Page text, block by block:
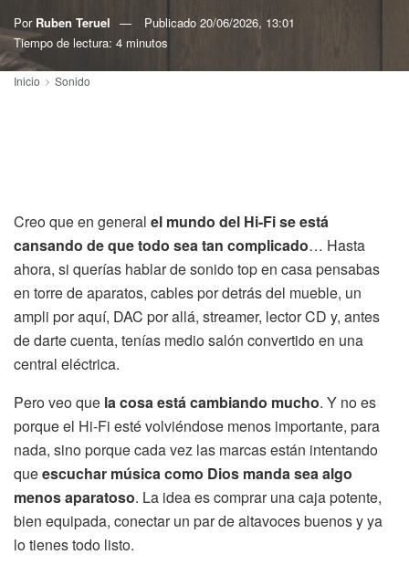
Por Ruben Teruel Publicado 20/06/2026, 13:01
Tiempo de lectura: 4 minutos
Inicio Sonido
Creo que en general el mundo del Hi-Fi se está
cansando de que todo sea tan complicado… Hasta
ahora, si querías hablar de sonido top en casa pensabas
en torre de aparatos, cables por detrás del mueble, un
ampli por aquí, DAC por allá, streamer, lector CD y, antes
de darte cuenta, tenías medio salón convertido en una
central eléctrica.
Pero veo que la cosa está cambiando mucho. Y no es
porque el Hi-Fi esté volviéndose menos importante, para
nada, sino porque cada vez las marcas están intentando
queescuchar música como Dios manda sea algo
menos aparatoso. La idea es comprar una caja potente,
bien equipada, conectar un par de altavoces buenos y ya
lo tienes todo listo.